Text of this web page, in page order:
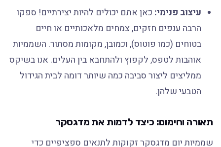
עיצוב פנימי:כאן אתם יכולים להיות יצירתיים! ספקו
הרבה ענפים חזקים, צמחים מלאכותיים או חיים
בטוחים (כמו פוטוס), וכמובן, מקומות מסתור. השממיות
אוהבות לטפס, לקפוץ ולהתחבא בין העלים. אנו בשיקס
ממליצים ליצור סביבה כמה שיותר דומה לבית הגידול
הטבעי שלהן.
תאורה וחימום: כיצד לדמות את מדגסקר
שממיות יום מדגסקר זקוקות לתנאים ספציפיים כדי